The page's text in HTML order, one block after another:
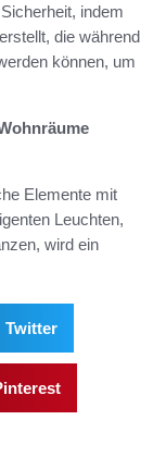
indem
die während
können, um
Elemente mit
Leuchten,
wird ein
Twitter